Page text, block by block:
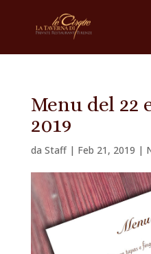
Menu del 22
2019
da Staff| Feb 21, 2019 |